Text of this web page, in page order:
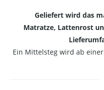
Geliefert wird das
Matratze, Lattenrost
Ein Mittelsteg wird ab